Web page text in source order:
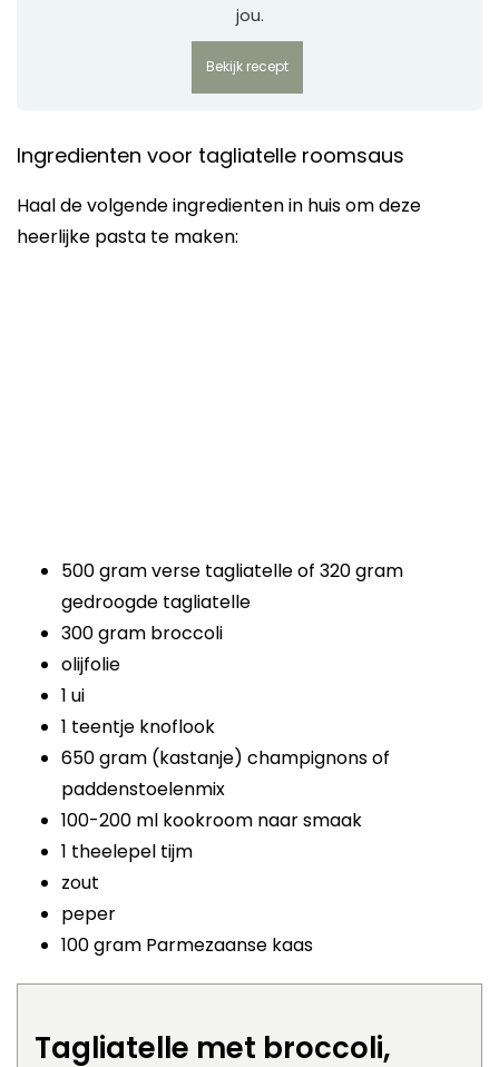
jou.
Bekijk recept
Ingredienten voor tagliatelle roomsaus
Haal de volgende ingredienten in huis om deze
heerlijke pasta te maken:
500 gram verse tagliatelle of 320 gram
gedroogde tagliatelle
300 gram broccoli
olijfolie
1 ui
1 teentje knoflook
650 gram (kastanje) champignons of
paddenstoelenmix
100-200 ml kookroom naar smaak
1 theelepel tijm
zout
peper
100 gram Parmezaanse kaas
Tagliatelle met broccoli,